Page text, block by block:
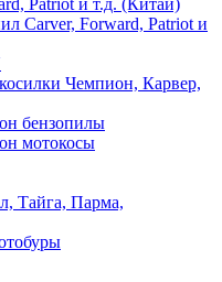
Patriot и т.д. (Китай)
Carver, Forward, Patriot и
Чемпион, Карвер,
бензопилы
мотокосы
Тайга, Парма,